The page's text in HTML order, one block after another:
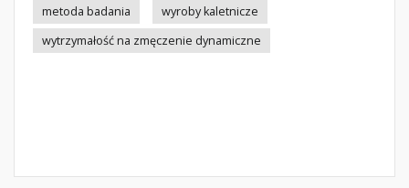
metoda badania
wyroby kaletnicze
wytrzymałość na zmęczenie dynamiczne